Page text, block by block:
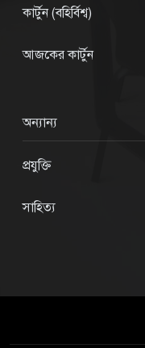
কার্টুন (বহির্বিশ্ব)
আজকের কার্টুন
অন্যান্য
প্রযুক্তি
সাহিত্য